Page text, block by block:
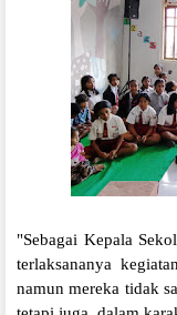
"Sebagai Kepala
terlaksananya
namun mereka tidak